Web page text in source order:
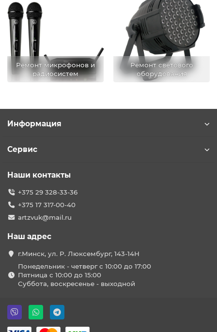
Ремонт микрофонов и
радиосистем
Ремонт светового
оборудования
Информация
Сервис
Наши контакты
+375 29 328-33-36
+375 17 317-00-40
artzvuk@mail.ru
Наш адрес
г.Минск, ул. Р. Люксембург, 143-14Н
Понедельник - четверг с 10:00 до 17:00
Пятница с 10:00 до 15:00
Суббота, воскресенье - выходной